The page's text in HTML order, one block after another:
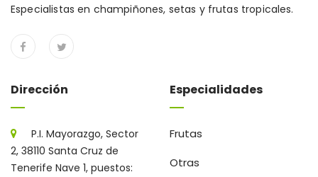
Especialistas en champiñones, setas y frutas tropicales.
Dirección
P.I. Mayorazgo, Sector
2, 38110 Santa Cruz de
Tenerife Nave 1, puestos:
Especialidades
Frutas
Otras